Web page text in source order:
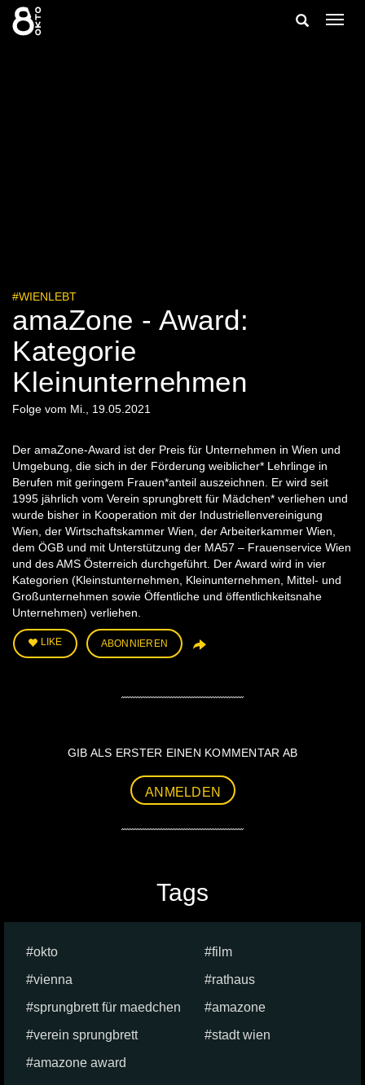
Zum
Inhalt
springen
Suche
#WIENLEBT
amaZone - Award:
Kategorie
Kleinunternehmen
Folge vom Mi., 19.05.2021
Der amaZone-Award ist der Preis für Unternehmen in Wien und
Umgebung, die sich in der Förderung weiblicher* Lehrlinge in
Berufen mit geringem Frauen*anteil auszeichnen. Er wird seit
1995 jährlich vom Verein sprungbrett für Mädchen* verliehen und
wurde bisher in Kooperation mit der Industriellenvereinigung
Wien, der Wirtschaftskammer Wien, der Arbeiterkammer Wien,
dem ÖGB und mit Unterstützung der MA57 – Frauenservice Wien
und des AMS Österreich durchgeführt. Der Award wird in vier
Kategorien (Kleinstunternehmen, Kleinunternehmen, Mittel- und
Großunternehmen sowie Öffentliche und öffentlichkeitsnahe
Unternehmen) verliehen.
LIKE ABONNIEREN
GIB ALS ERSTER EINEN KOMMENTAR AB
ANMELDEN
Tags
okto
film
vienna
rathaus
sprungbrett für maedchen
amazone
verein sprungbrett
stadt wien
amazone award